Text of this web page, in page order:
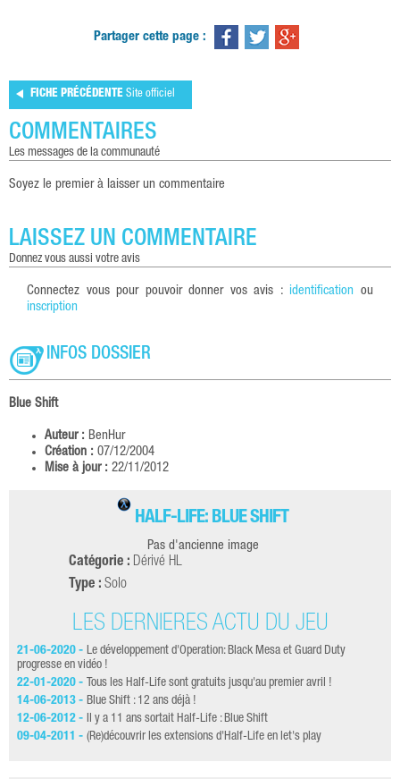
Partager cette page :
FICHE PRÉCÉDENTE Site officiel
COMMENTAIRES
les messages de la communauté
Soyez le premier à laisser un commentaire
LAISSEZ UN COMMENTAIRE
donnez vous aussi votre avis
Connectez vous pour pouvoir donner vos avis : identification ou
inscription
INFOS DOSSIER
Blue Shift
Auteur : BenHur
Création : 07/12/2004
Mise à jour : 22/11/2012
HALF-LIFE: BLUE SHIFT
Pas d'ancienne image
Catégorie : Dérivé HL
Type : Solo
LES DERNIÈRES ACTU DU JEU
21-06-2020 - Le développement d'Operation: Black Mesa et Guard Duty
progresse en vidéo !
22-01-2020 - Tous les Half-Life sont gratuits jusqu'au premier avril !
14-06-2013 - Blue Shift : 12 ans déjà !
12-06-2012 - Il y a 11 ans sortait Half-Life : Blue Shift
09-04-2011 - (Re)découvrir les extensions d'Half-Life en let's play